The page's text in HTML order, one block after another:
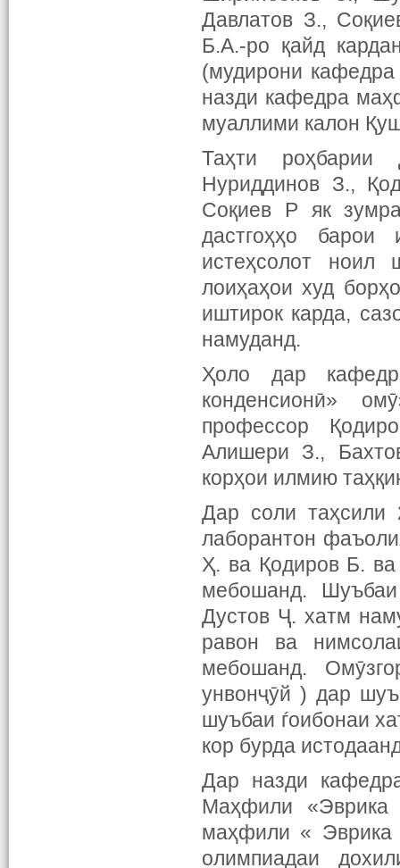
Давлатов З.,
Б.А.-ро қайд
(мудирони
назди кафедра
муаллими калон
Таҳти
Нуриддинов З.,
Соқиев Р як
дастгоҳҳо
истеҳсолот
лоиҳаҳои худ
иштирок карда,
намуданд.
Ҳоло дар
конденсионӣ»
профессор
Алишери З.,
корҳои илмию
Дар соли таҳсили
лаборантон
Ҳ. ва Қодиров Б.
мебошанд.
Дустов Ҷ. хатм
равон ва
мебошанд.
унвонҷӯй ) дар
шуъбаи ѓоибонаи
кор бурда
Дар назди
Маҳфили
маҳфили « Эврика
олимпиадаи